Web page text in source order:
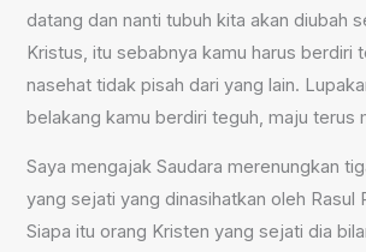
datang dan nanti tubuh kita akan diubah
Kristus, itu sebabnya kamu harus berdiri
nasehat tidak pisah dari yang lain.
belakang kamu berdiri teguh, maju terus
Saya mengajak Saudara merenungkan
yang sejati yang dinasihatkan oleh Rasul
Siapa itu orang Kristen yang sejati dia